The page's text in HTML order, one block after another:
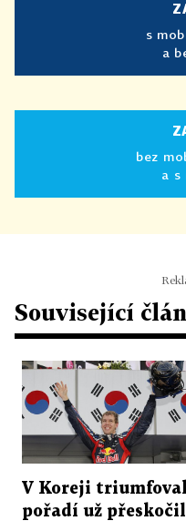
s
a
bez
a s
Související
V Koreji
pořadí už